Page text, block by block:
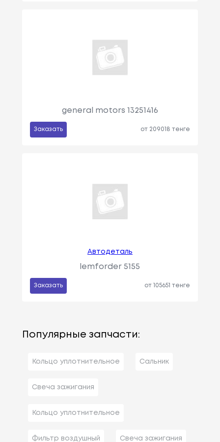
general motors 13251416
Заказать от 209018 тенге
Автодеталь
lemforder 5155
Заказать от 105651 тенге
Популярные запчасти:
Кольцо уплотнительное Сальник
Свеча зажигания
Кольцо уплотнительное
Фильтр воздушный Свеча зажигания